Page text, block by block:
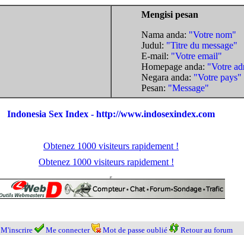
Mengisi pesan
Nama anda: "Votre nom"
Judul: "Titre du message"
E-mail: "Votre email"
Homepage anda: "Votre
Negara anda: "Votre pays"
Pesan: "Message"
Indonesia Sex Index - http://www.indosexindex.com
Obtenez 1000 visiteurs rapidement !
Obtenez 1000 visiteurs rapidement !
M'inscrire Me connecter Mot de passe oublié Retour au forum